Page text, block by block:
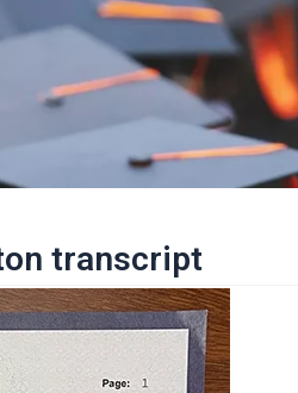
transcript